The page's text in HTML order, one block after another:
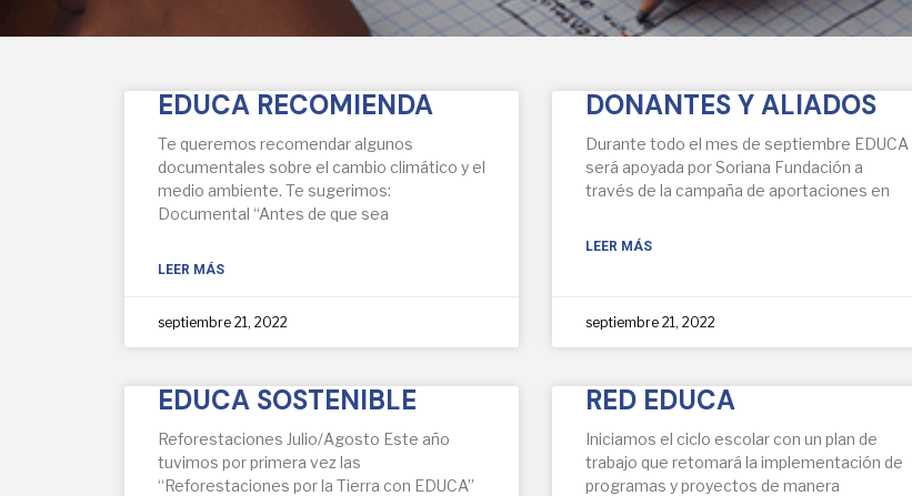
EDUCA RECOMIENDA
Te queremos recomendar algunos
documentales sobre el cambio climático y el
medio ambiente. Te sugerimos:
Documental “Antes de que sea
LEER MÁS
septiembre 21, 2022
DONANTES Y ALIADOS
Durante todo el mes de septiembre EDUCA
será apoyada por Soriana Fundación a
través de la campaña de aportaciones en
LEER MÁS
septiembre 21, 2022
EDUCA SOSTENIBLE
Reforestaciones Julio/Agosto Este año
tuvimos por primera vez las
“Reforestaciones por la Tierra con EDUCA”
RED EDUCA
Iniciamos el ciclo escolar con un plan de
trabajo que retomará la implementación de
programas y proyectos de manera